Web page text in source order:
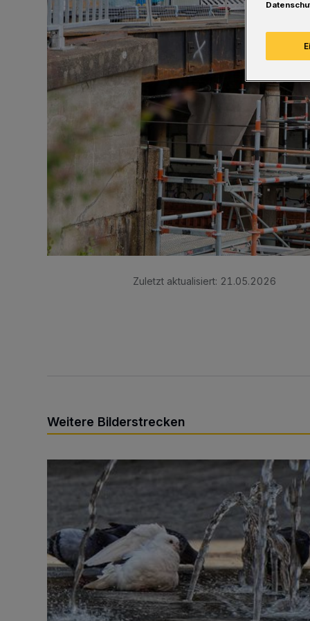
Zuletzt aktualisiert: 21.05.2026
Weitere Bilderstrecken
Sommer in der Elberfelder City